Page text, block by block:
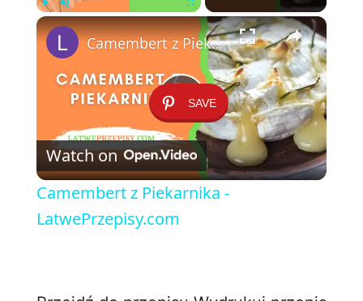
Fullscreen ×
SAVE
P
l
Camembert z Piekarnika - LatwePrzepisy.com
Watch on
Camembert z Piekarnika -
LatwePrzepisy.com